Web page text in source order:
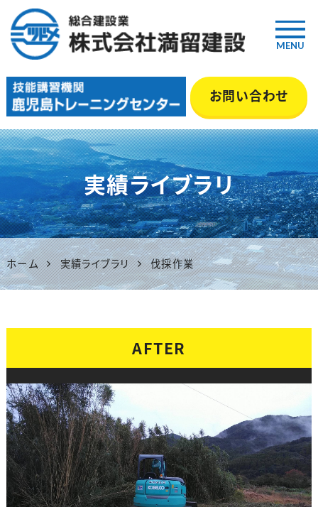
鹿児島の総合建設業『満留建
設』｜土木・舗装・型枠・管工事
等 いちき串木野市
お問い合わせ
MENU
実績ライブラリ
ホーム 実績ライブラリ 伐採作業
AFTER